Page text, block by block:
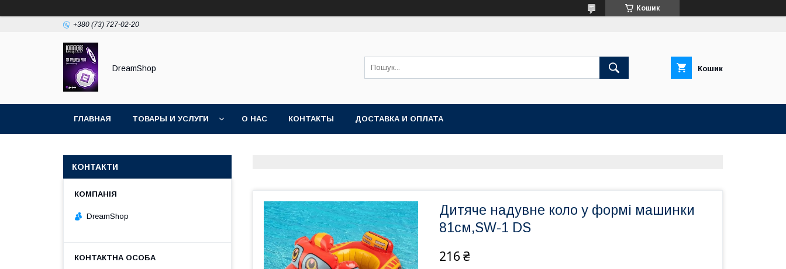
Кошик
+380 (73) 727-02-20
DreamShop Кошик
ГЛАВНАЯ ТОВАРЫ И УСЛУГИ О НАС КОНТАКТЫ ДОСТАВКА И ОПЛАТА
Дитяче надувне коло у формі машинки
81см,SW-1 DS
216 ₴
КОНТАКТИ
DreamShop